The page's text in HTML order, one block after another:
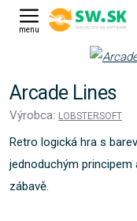
menu
Arcade Lines
Výrobca: LOBSTERSOFT
Retro logická hra s
jednoduchým principem
zábavě.